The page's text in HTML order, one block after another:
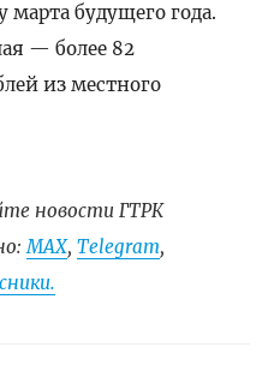
будущего года.
— более 82
из местного
новости ГТРК
МАХ, Telegram,